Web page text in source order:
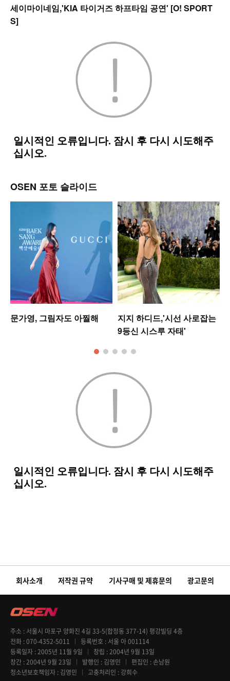
세이마이네임,'KIA 타이거즈 하프타임 공연' [O! SPORT
S]
OSEN 포토 슬라이드
문가영, 그림자도 아찔해
지지 하디드,'시선 사로잡는
9등신 시스루 자태'
회사소개 저작권 규약 기사구매 및 제휴문의 광고문의
주소
서울시 마포구 양화진 4길 33-5(합정동 377-14) 평강빌딩 4층
전화 070-4352-5011 등록번호
서울 아 001114
등록일자 2005년 11월 9일 창립 2004년 9월 13일
창간 2004년 9월 23일 발행인 김영민 편집인
손남원
청소년보호책임자 김영민 고충처리인 강희수